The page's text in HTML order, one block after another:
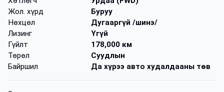
Жол. хүрд
Буруу
Нөхцөл
Дугааргүй /шинэ/
Лизинг
Үгүй
Гүйлт
178,000 км
Төрөл
Суудлын
Байршил
Да хүрээ авто худалдааны төв